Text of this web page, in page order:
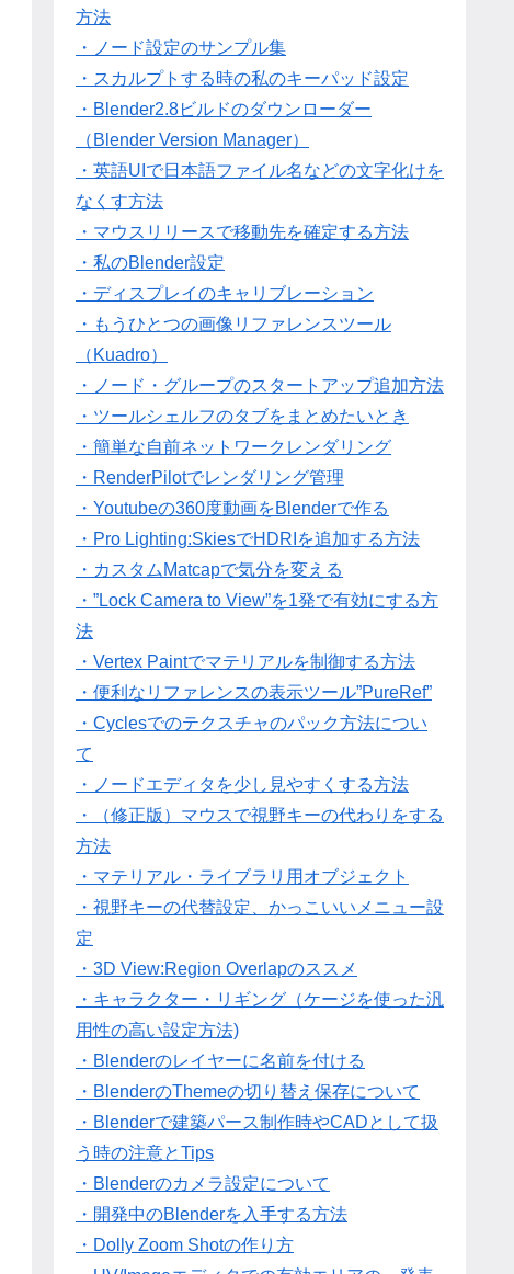
方法
・ノード設定のサンプル集
・スカルプトする時の私のキーパッド設定
・Blender2.8ビルドのダウンローダー
（Blender Version Manager）
・英語UIで日本語ファイル名などの文字化けを
なくす方法
・マウスリリースで移動先を確定する方法
・私のBlender設定
・ディスプレイのキャリブレーション
・もうひとつの画像リファレンスツール
（Kuadro）
・ノード・グループのスタートアップ追加方法
・ツールシェルフのタブをまとめたいとき
・簡単な自前ネットワークレンダリング
・RenderPilotでレンダリング管理
・Youtubeの360度動画をBlenderで作る
・Pro Lighting:SkiesでHDRIを追加する方法
・カスタムMatcapで気分を変える
・”Lock Camera to View”を1発で有効にする方
法
・Vertex Paintでマテリアルを制御する方法
・便利なリファレンスの表示ツール”PureRef”
・Cyclesでのテクスチャのパック方法につい
て
・ノードエディタを少し見やすくする方法
・（修正版）マウスで視野キーの代わりをする
方法
・マテリアル・ライブラリ用オブジェクト
・視野キーの代替設定、かっこいいメニュー設
定
・3D View:Region Overlapのススメ
・キャラクター・リギング（ケージを使った汎
用性の高い設定方法)
・Blenderのレイヤーに名前を付ける
・BlenderのThemeの切り替え保存について
・Blenderで建築パース制作時やCADとして扱
う時の注意とTips
・Blenderのカメラ設定について
・開発中のBlenderを入手する方法
・Dolly Zoom Shotの作り方